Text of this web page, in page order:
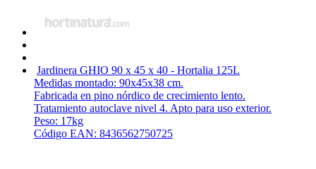
Jardinera GHIO 90 x 45 x 40 - Hortalia 125L
Medidas montado: 90x45x38 cm.
Fabricada en pino nórdico de crecimiento lento.
Tratamiento autoclave nivel 4. Apto para uso exterior.
Peso: 17kg
Código EAN: 8436562750725